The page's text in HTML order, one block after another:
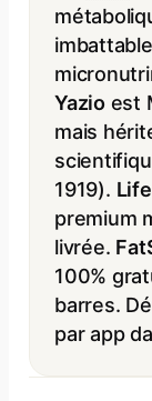
Yazioest
mais
1919).
premium
livrée.
100%
barres.
par app